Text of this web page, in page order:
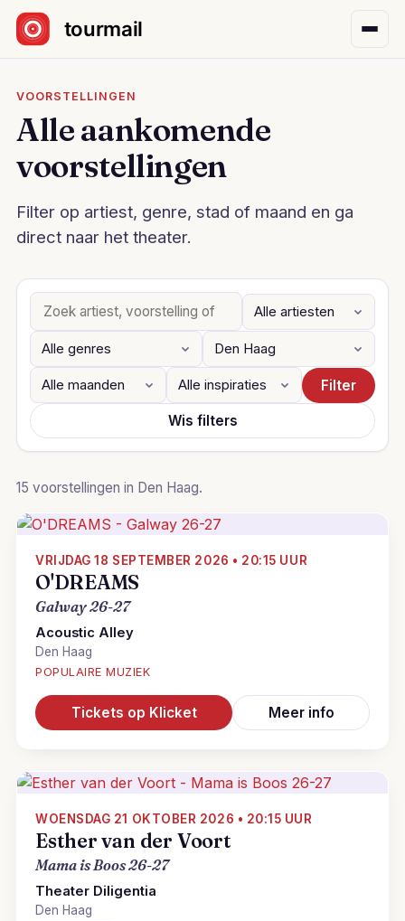
Sla navigatie over
VOORSTELLINGEN
Alle aankomende
voorstellingen
Filter op artiest, genre, stad of maand en ga
direct naar het theater.
Filter
Wis filters
15 voorstellingen in Den Haag.
VRIJDAG 18 SEPTEMBER 2026 • 20:15 UUR
O'DREAMS
Galway 26-27
Acoustic Alley
Den Haag
POPULAIRE MUZIEK
Tickets op Klicket Meer info
WOENSDAG 21 OKTOBER 2026 • 20:15 UUR
Esther van der Voort
Mama is Boos 26-27
Theater Diligentia
Den Haag